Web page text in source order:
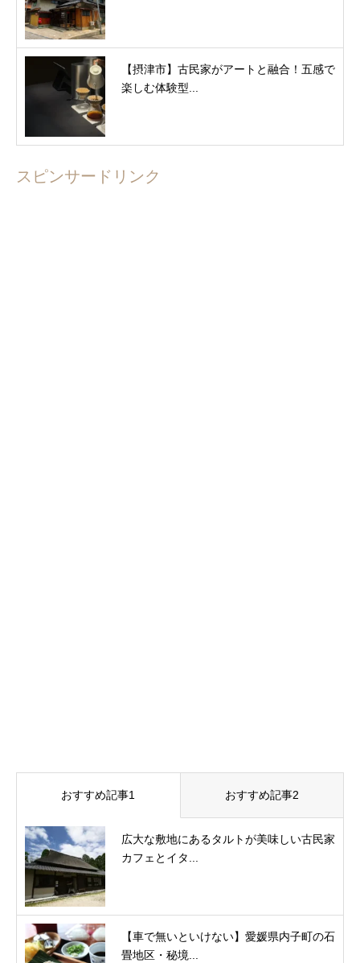
【摂津市】古民家がアートと融合！五感で
楽しむ体験型...
スピンサードリンク
おすすめ記事1 おすすめ記事2
広大な敷地にあるタルトが美味しい古民家
カフェとイタ...
【車で無いといけない】愛媛県内子町の石
畳地区・秘境...